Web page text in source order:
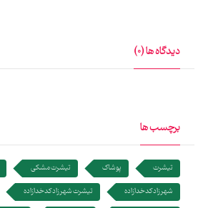
دیدگاه ها (0)
برچسب ها
تیشرت پوشاک تیشرت مشکی
شهرزاد کدخدازاده
تیشرت شهرزاد کدخدازاده